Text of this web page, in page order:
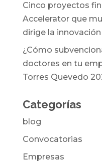
Cinco proyectos
Accelerator que
dirige la
¿Cómo
doctores en tu
Torres Quevedo
Categorías
blog
Convocatorias
Empresas